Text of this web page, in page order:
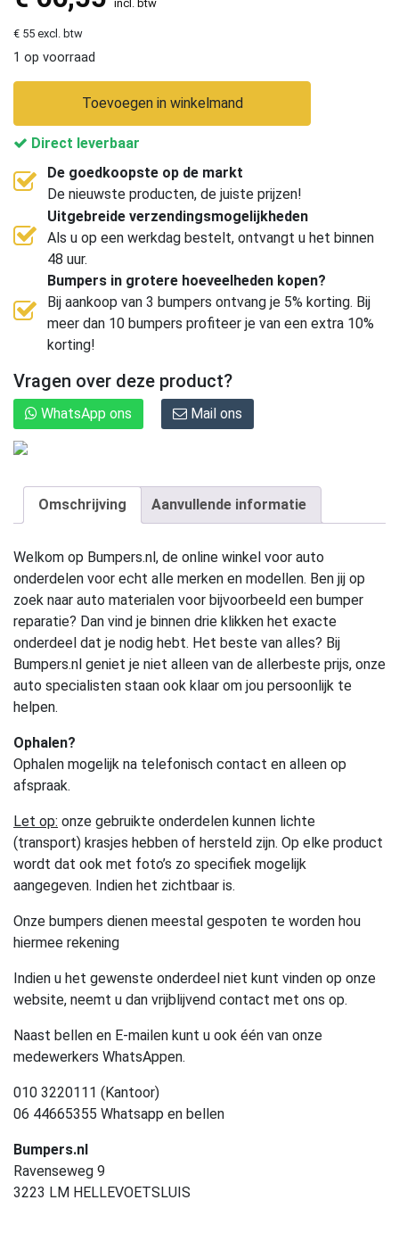
incl. btw
€ 55 excl. btw
1 op voorraad
Toevoegen in winkelmand
Direct leverbaar
De goedkoopste op de markt
De nieuwste producten, de juiste prijzen!
Uitgebreide verzendingsmogelijkheden
Als u op een werkdag bestelt, ontvangt u het binnen
48 uur.
Bumpers in grotere hoeveelheden kopen?
Bij aankoop van 3 bumpers ontvang je 5% korting. Bij
meer dan 10 bumpers profiteer je van een extra 10%
korting!
Vragen over deze product?
WhatsApp ons Mail ons
Omschrijving Aanvullende informatie
Welkom op Bumpers.nl, de online winkel voor auto
onderdelen voor echt alle merken en modellen. Ben jij op
zoek naar auto materialen voor bijvoorbeeld een bumper
reparatie? Dan vind je binnen drie klikken het exacte
onderdeel dat je nodig hebt. Het beste van alles? Bij
Bumpers.nl geniet je niet alleen van de allerbeste prijs, onze
auto specialisten staan ook klaar om jou persoonlijk te
helpen.
Ophalen?
Ophalen mogelijk na telefonisch contact en alleen op
afspraak.
Let op: onze gebruikte onderdelen kunnen lichte
(transport) krasjes hebben of hersteld zijn. Op elke product
wordt dat ook met foto’s zo specifiek mogelijk
aangegeven. Indien het zichtbaar is.
Onze bumpers dienen meestal gespoten te worden hou
hiermee rekening
Indien u het gewenste onderdeel niet kunt vinden op onze
website, neemt u dan vrijblijvend contact met ons op.
Naast bellen en E-mailen kunt u ook één van onze
medewerkers WhatsAppen.
010 3220111 (Kantoor)
06 44665355 Whatsapp en bellen
Bumpers.nl
Ravenseweg 9
3223 LM HELLEVOETSLUIS